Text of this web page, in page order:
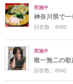
実施中
神奈川県で
回答数：8495
実施中
唯一無二の歌
回答数：8042